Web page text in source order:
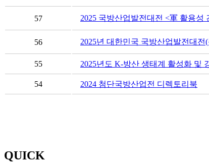
57 2025 국방산업발전대전 <軍 활용성
56 2025년 대한민국 국방산업발전대
55 2025년도 K-방산 생태계 활성화 및
54 2024 첨단국방산업전 디렉토리북
QUICK